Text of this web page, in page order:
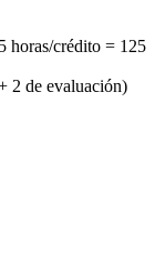
horas/crédito = 125
2 de evaluación)